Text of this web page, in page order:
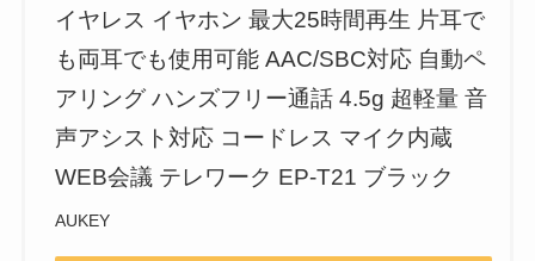
イヤレス イヤホン 最大25時間再生 片耳で
も両耳でも使用可能 AAC/SBC対応 自動ペ
アリング ハンズフリー通話 4.5g 超軽量 音
声アシスト対応 コードレス マイク内蔵
WEB会議 テレワーク EP-T21 ブラック
AUKEY